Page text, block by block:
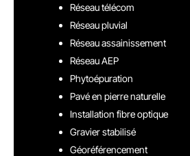
Réseau télécom
Réseau pluvial
Réseau assainissement
Réseau AEP
Phytoépuration
Pavé en pierre naturelle
Installation fibre optique
Gravier stabilisé
Géoréférencement